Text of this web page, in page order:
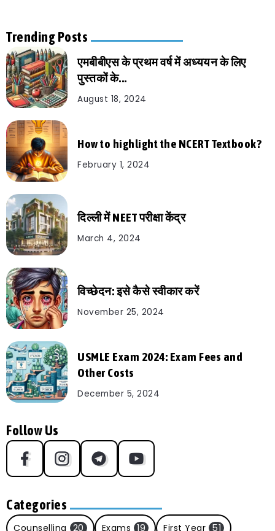
Trending Posts
एमबीबीएस के प्रथम वर्ष में अध्ययन के लिए
पुस्तकों के...
August 18, 2024
How to highlight the NCERT Textbook?
February 1, 2024
दिल्ली में NEET परीक्षा केंद्र
March 4, 2024
विच्छेदन: इसे कैसे स्वीकार करें
November 25, 2024
USMLE Exam 2024: Exam Fees and
Other Costs
December 5, 2024
Follow Us
Categories
Counselling 20 Exams 19 First Year 51